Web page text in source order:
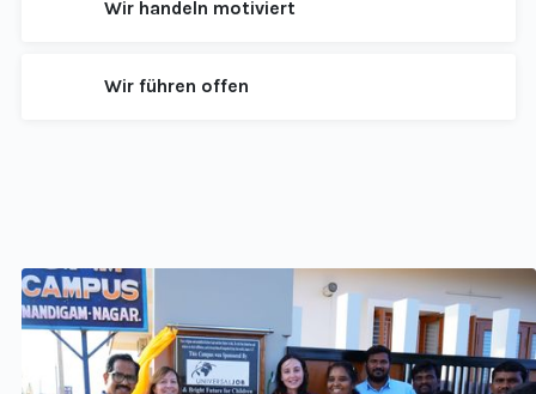
Wir handeln motiviert
Wir führen offen